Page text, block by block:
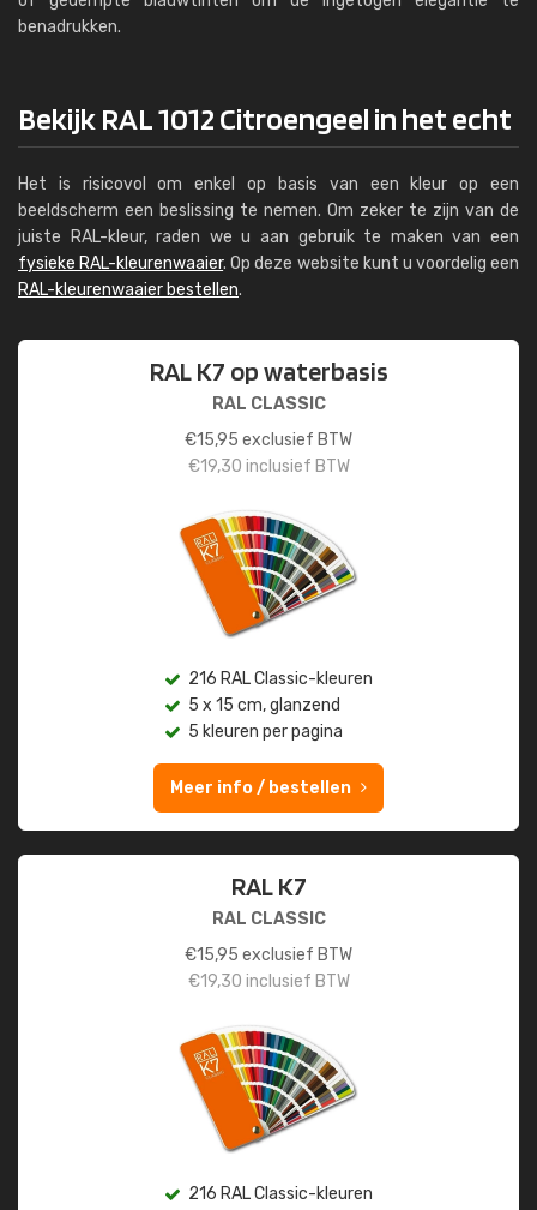
benadrukken.
Bekijk RAL 1012 Citroengeel in het echt
Het is risicovol om enkel op basis van een kleur op een
beeldscherm een beslissing te nemen. Om zeker te zijn van de
juiste RAL-kleur, raden we u aan gebruik te maken van een
fysieke RAL-kleurenwaaier. Op deze website kunt u voordelig een
RAL-kleurenwaaier bestellen.
RAL K7 op waterbasis
RAL CLASSIC
€15,95 exclusief BTW
€19,30 inclusief BTW
216 RAL Classic-kleuren
5 x 15 cm, glanzend
5 kleuren per pagina
Meer info / bestellen
RAL K7
RAL CLASSIC
€15,95 exclusief BTW
€19,30 inclusief BTW
216 RAL Classic-kleuren